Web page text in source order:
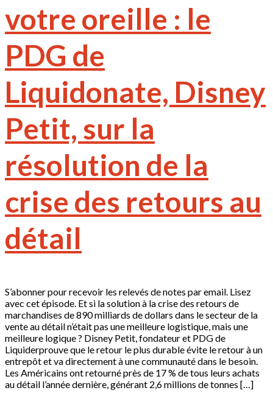
votre oreille : le
PDG de
Liquidonate, Disney
Petit, sur la
résolution de la
crise des retours au
détail
S’abonner pour recevoir les relevés de notes par email. Lisez
avec cet épisode. Et si la solution à la crise des retours de
marchandises de 890 milliards de dollars dans le secteur de la
vente au détail n’était pas une meilleure logistique, mais une
meilleure logique ? Disney Petit, fondateur et PDG de
Liquiderprouve que le retour le plus durable évite le retour à un
entrepôt et va directement à une communauté dans le besoin.
Les Américains ont retourné près de 17 % de tous leurs achats
au détail l’année dernière, générant 2,6 millions de tonnes […]